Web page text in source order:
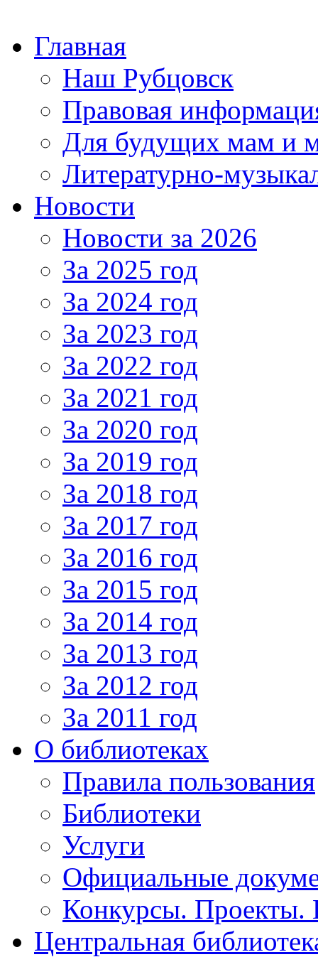
Главная
Наш Рубцовск
Правовая
Для будущих мам и
Литературно-
Новости
Новости за 2026
За 2025 год
За 2024 год
За 2023 год
За 2022 год
За 2021 год
За 2020 год
За 2019 год
За 2018 год
За 2017 год
За 2016 год
За 2015 год
За 2014 год
За 2013 год
За 2012 год
За 2011 год
О библиотеках
Правила пользования
Библиотеки
Услуги
Официальные
Конкурсы.
Центральная